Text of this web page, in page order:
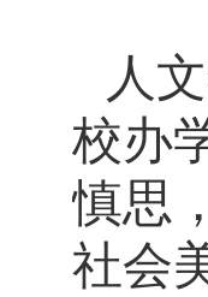
人
校办
慎思
社会